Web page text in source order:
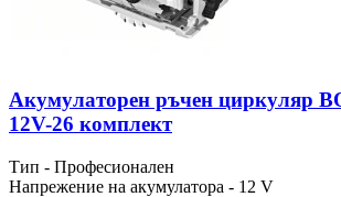
Акумулаторен ръчен циркуляр
12V-26 комплект
Тип - Професионален
Напрежение на акумулатора - 12 V